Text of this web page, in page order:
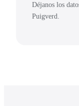
Déjanos los
Puigverd.